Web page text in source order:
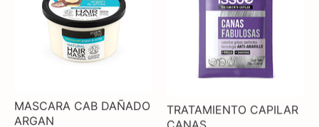
MASCARA CAB DAÑADO
TRATAMIENTO CAPILAR